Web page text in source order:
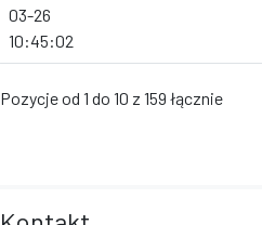
03-26
10:45:02
Pozycje od 1 do 10 z 159 łącznie